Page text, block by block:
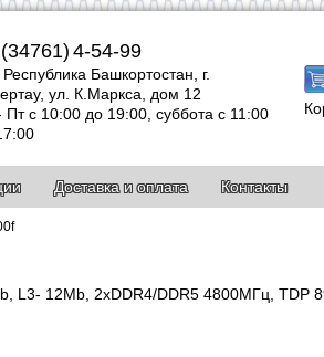
4-54-99
Башкортостан, г.
ул. К.Маркса, дом 12
Пт с 10:00 до 19:00, суббота с 11:00
Доставка и оплата Контакты
L3- 12Mb, 2xDDR4/DDR5 4800МГц, TDP